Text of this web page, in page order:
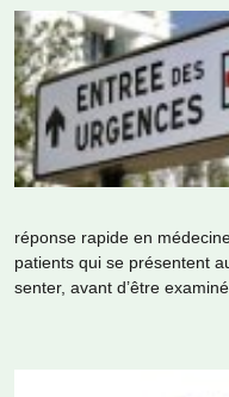
réponse rapide en
patients qui se pré­sen­tent
sen­ter, avant d’être